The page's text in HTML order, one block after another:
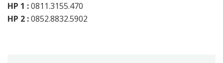
HP 1 :0811.3155.470
HP 2 :0852.8832.5902